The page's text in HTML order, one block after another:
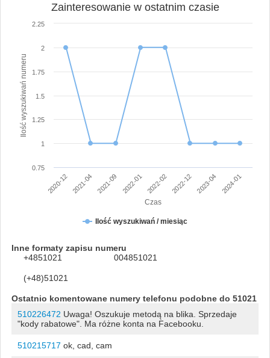
Czas
Ilość wyszukiwań numeru
Zainteresowanie w ostatnim czasie
Ilość wyszukiwań / miesiąc
2020-12 2021-04 2021-09 2022-01 2022-02 2022-12 2023-04 2024-01
0.75
1
1.25
1.5
1.75
2
2.25
Inne formaty zapisu numeru
+4851021
004851021
(+48)51021
Ostatnio komentowane numery telefonu podobne do 51021
510226472 Uwaga! Oszukuje metodą na blika. Sprzedaje
"kody rabatowe". Ma różne konta na Facebooku.
510215717 ok, cad, cam